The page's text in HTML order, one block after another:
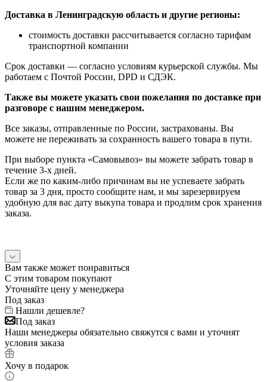
Доставка в Ленинградскую область и другие регионы:
стоимость доставки рассчитывается согласно тарифам
транспортной компании
Срок доставки — согласно условиям курьерской службы. Мы
работаем с Почтой России, DPD и СДЭК.
Также вы можете указать свои пожелания по доставке при
разговоре с нашим менеджером.
Все заказы, отправленные по России, застрахованы. Вы
можете не переживать за сохранность вашего товара в пути.
При выборе пункта «Самовывоз» вы можете забрать товар в
течение 3-х дней.
Если же по каким-либо причинам вы не успеваете забрать
товар за 3 дня, просто сообщите нам, и мы зарезервируем
удобную для вас дату выкупа товара и продлим срок хранения
заказа.
Вам также может понравиться
С этим товаром покупают
Уточняйте цену у менеджера
Под заказ
Нашли дешевле?
Под заказ
Наши менеджеры обязательно свяжутся с вами и уточнят
условия заказа
Хочу в подарок